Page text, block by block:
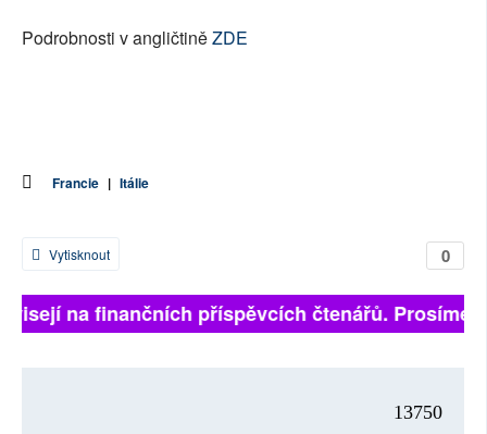
Podrobnosti v angličtiněZDE
Francie | Itálie
0
Vytisknout
na finančních příspěvcích čtenářů. Prosíme,
13750